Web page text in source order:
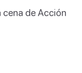
de Acción